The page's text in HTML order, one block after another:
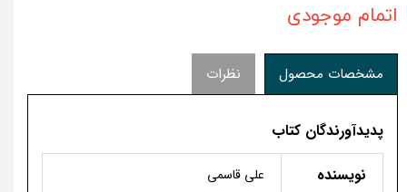
اتمام موجودی
مشخصات محصول نظرات
پدیدآورندگان کتاب
نویسنده
علی قاسمی